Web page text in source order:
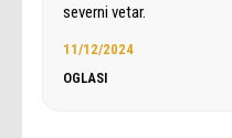
severni vetar.
11/12/2024
OGLASI